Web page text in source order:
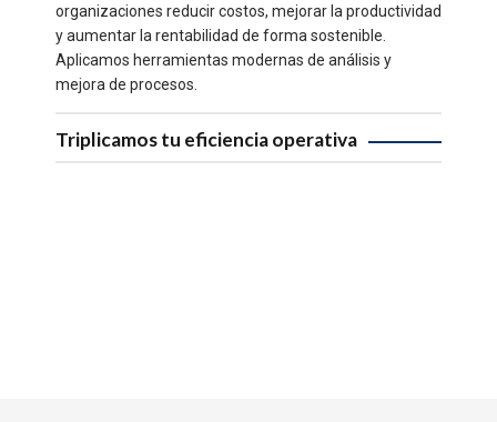
organizaciones reducir costos, mejorar la productividad
y aumentar la rentabilidad de forma sostenible.
Aplicamos herramientas modernas de análisis y
mejora de procesos.
Triplicamos tu eficiencia operativa